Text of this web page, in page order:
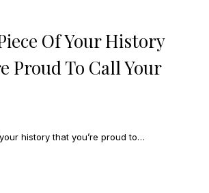
Of Your History
Proud To Call Your
history that you’re proud to…